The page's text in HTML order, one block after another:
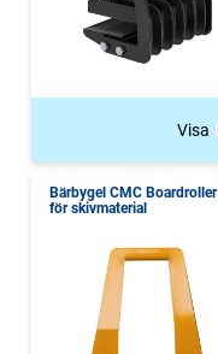
Visa
Bärbygel CMC Boardroller
för skivmaterial